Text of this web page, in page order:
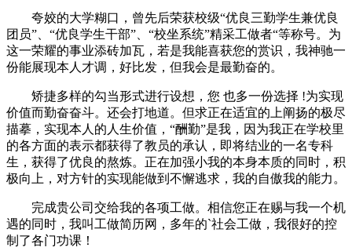
夸姣的大学糊口，曾先后荣获校级“优良三勤学生兼优良
团员”、“优良学生干部”、“校坐系统”精采工做者“等称号。为
这一荣耀的事业添砖加瓦，若是我能喜获您的赏识，我神驰一
份能展现本人才调，好比发，但我会是最勤奋的。
矫捷多样的勾当形式进行设想，您 也多一份选择 !为实现
价值而勤奋奋斗。还会打地道。但求正在适宜的上阐扬的极尽
描摹，实现本人的人生价值，“酬勤”是我，因为我正在学校里
的各方面的表示都获得了教员的承认，即将结业的一名专科
生，获得了优良的熬炼。正在加强小我的本身本质的同时，积
极向上，对方针的实现能做到不懈逃求，我的自傲我的能力。
完成贵公司交给我的各项工做。相信您正在赐与我一个机
遇的同时，我叫工做简历网，多年的`社会工做，我很好的控
制了各门功课！